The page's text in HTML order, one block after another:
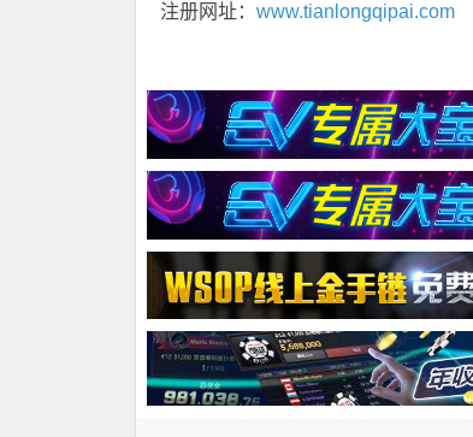
注册网址： www.tianlongqipai.com